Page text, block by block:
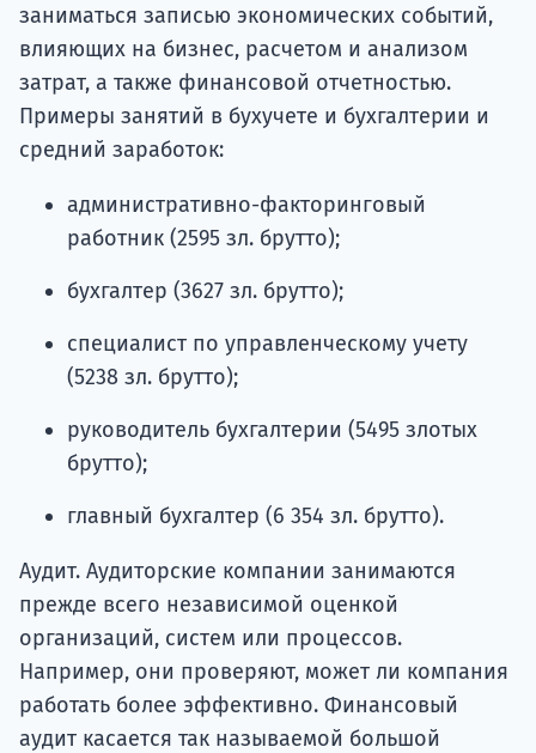
заниматься записью экономических событий,
влияющих на бизнес, расчетом и анализом
затрат, а также финансовой отчетностью.
Примеры занятий в бухучете и бухгалтерии и
средний заработок:
административно-факторинговый
работник (2595 зл. брутто);
бухгалтер (3627 зл. брутто);
специалист по управленческому учету
(5238 зл. брутто);
руководитель бухгалтерии (5495 злотых
брутто);
главный бухгалтер (6 354 зл. брутто).
Аудит. Аудиторские компании занимаются
прежде всего независимой оценкой
организаций, систем или процессов.
Например, они проверяют, может ли компания
работать более эффективно. Финансовый
аудит касается так называемой большой